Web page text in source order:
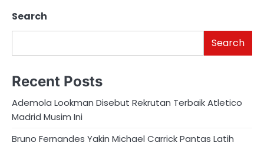
Search
Search
Recent Posts
Ademola Lookman Disebut Rekrutan Terbaik Atletico
Madrid Musim Ini
Bruno Fernandes Yakin Michael Carrick Pantas Latih